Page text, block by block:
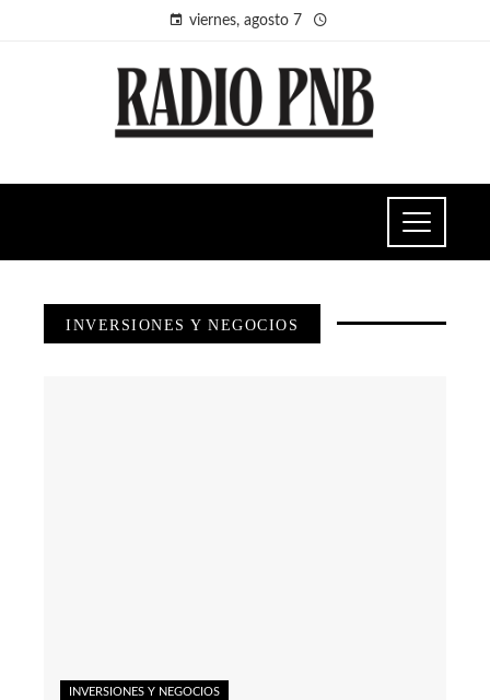
viernes, agosto 7
INVERSIONES Y NEGOCIOS
INVERSIONES Y NEGOCIOS